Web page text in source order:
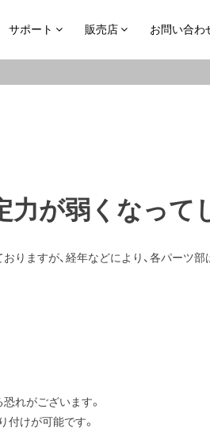
サポート 販売店 お問い合わ
力が弱くなって
ますが、経年などにより、各パーツ部
れがございます。
けが可能です。